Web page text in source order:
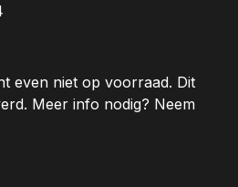
even niet op voorraad. Dit
Meer info nodig? Neem